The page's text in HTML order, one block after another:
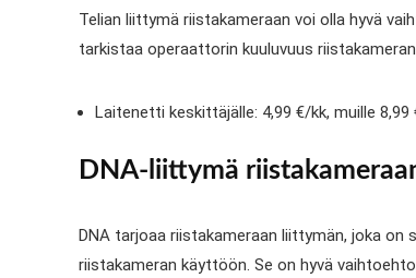
Telian liittymä riistakameraan voi olla hyvä
tarkistaa operaattorin kuuluvuus
Laitenetti keskittäjälle: 4,99 €/kk, muille 8,99
DNA-liittymä
DNA tarjoaa riistakameraan liittymän, joka
riistakameran käyttöön. Se on hyvä